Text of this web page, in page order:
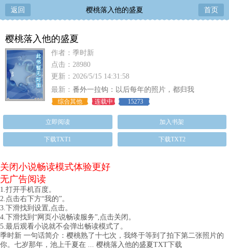
返回 樱桃落入他的盛夏 首页
樱桃落入他的盛夏
作者：季时新
点击：28980
更新：2026/5/15 14:31:58
最新： 番外一拉钩：以后每年的照片，都归我
综合其他 连载中 15273
立即阅读 加入书架
下载TXT1 下载TXT2
关闭小说畅读模式体验更好
无广告阅读
1.打开手机百度。
2.点击右下方“我的”。
3.下滑找到设置,点击。
4.下滑找到“网页小说畅读服务”,点击关闭。
5.最后观看小说就不会弹出畅读模式了。
季时新 一句话简介：樱桃熟了十七次，我终于等到了拍下第二张照片的
你。七岁那年，池上千夏在 ... 樱桃落入他的盛夏TXT下载